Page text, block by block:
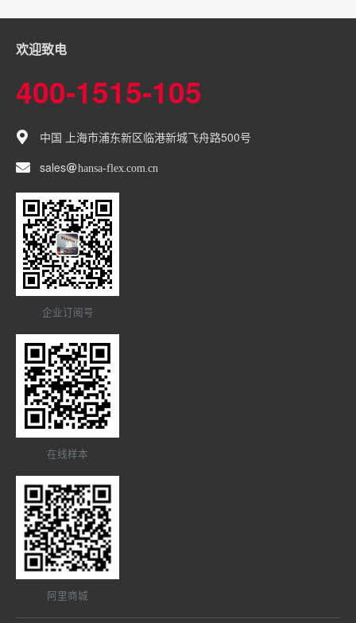
欢迎致电
400-1515-105
中国 上海市浦东新区临港新城飞舟路500号
sales
hansa-flex com cn
企业订阅号
在线样本
阿里商城